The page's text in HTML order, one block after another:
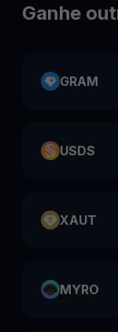
Ganhe
GRAM
USDS
XAUT
MYRO